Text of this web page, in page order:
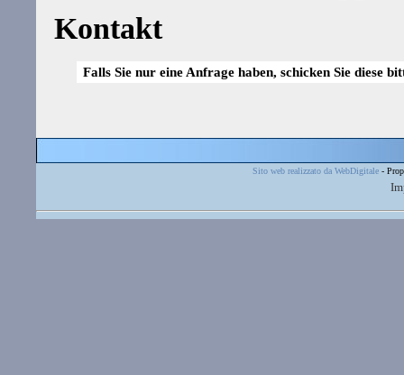
Kontakt
Falls Sie nur eine Anfrage haben, schicken Sie diese
Sito web realizzato da WebDigitale -